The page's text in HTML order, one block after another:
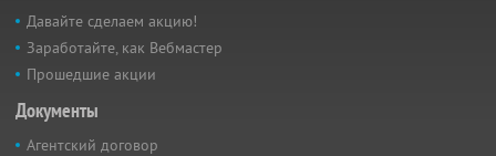
Давайте сделаем акцию!
Заработайте, как Вебмастер
Прошедшие акции
Документы
Агентский договор